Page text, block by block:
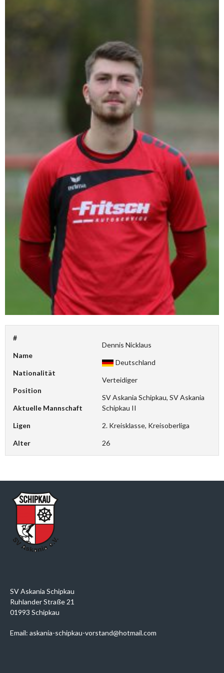
#
Name
Dennis Nicklaus
Nationalität
Deutschland
Position
Verteidiger
Aktuelle Mannschaft
SV Askania Schipkau, SV Askania
Schipkau II
Ligen 2. Kreisklasse, Kreisoberliga
Alter 26
SV Askania Schipkau
Ruhlander Straße 21
01993 Schipkau
Email: askania-schipkau-vorstand@hotmail.com